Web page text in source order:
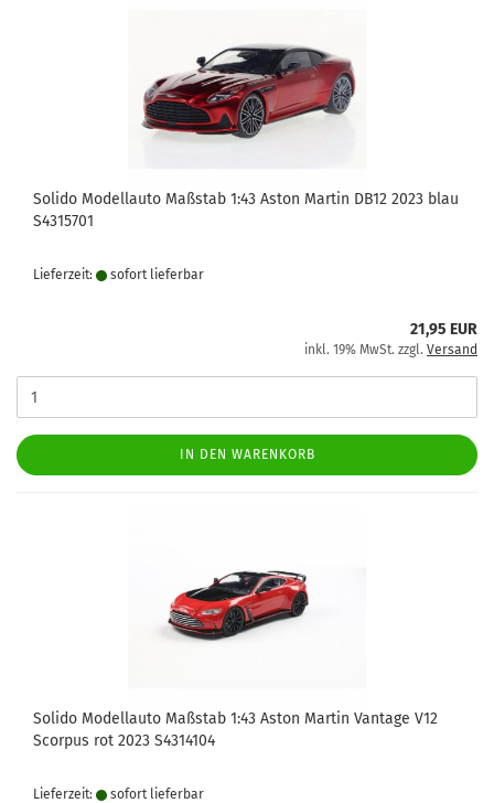
Solido Modellauto Maßstab 1:43 Aston Martin DB12 2023 blau
S4315701
Lieferzeit: sofort lie­fer­bar
21,95 EUR
inkl. 19% MwSt. zzgl. Versand
IN DEN WARENKORB
Solido Modellauto Maßstab 1:43 Aston Martin Vantage V12
Scorpus rot 2023 S4314104
Lieferzeit: sofort lie­fer­bar